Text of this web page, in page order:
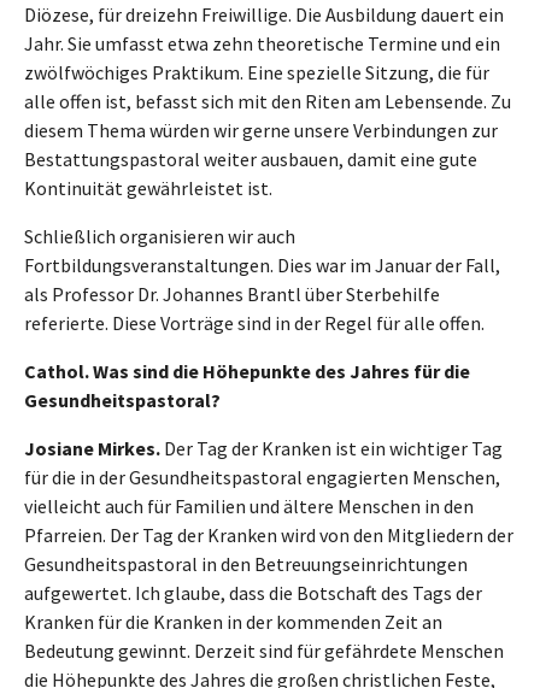
Diözese, für dreizehn Freiwillige. Die Ausbildung dauert ein
Jahr. Sie umfasst etwa zehn theoretische Termine und ein
zwölfwöchiges Praktikum. Eine spezielle Sitzung, die für
alle offen ist, befasst sich mit den Riten am Lebensende. Zu
diesem Thema würden wir gerne unsere Verbindungen zur
Bestattungspastoral weiter ausbauen, damit eine gute
Kontinuität gewährleistet ist.
Schließlich organisieren wir auch
Fortbildungsveranstaltungen. Dies war im Januar der Fall,
als Professor Dr. Johannes Brantl über Sterbehilfe
referierte. Diese Vorträge sind in der Regel für alle offen.
Cathol. Was sind die Höhepunkte des Jahres für die
Gesundheitspastoral?
Josiane Mirkes. Der Tag der Kranken ist ein wichtiger Tag
für die in der Gesundheitspastoral engagierten Menschen,
vielleicht auch für Familien und ältere Menschen in den
Pfarreien. Der Tag der Kranken wird von den Mitgliedern der
Gesundheitspastoral in den Betreuungseinrichtungen
aufgewertet. Ich glaube, dass die Botschaft des Tags der
Kranken für die Kranken in der kommenden Zeit an
Bedeutung gewinnt. Derzeit sind für gefährdete Menschen
die Höhepunkte des Jahres die großen christlichen Feste,